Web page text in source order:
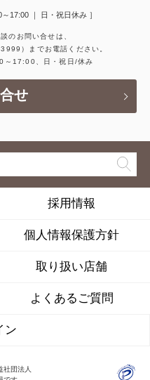
17:00 ｜ 日・祝日休み ］
のお問い合せは、
）
までお電話ください。
17:00、日・祝日/休み
せ
採用情報
個人情報保護方針
取り扱い店舗
よくあるご質問
ン
社団法人